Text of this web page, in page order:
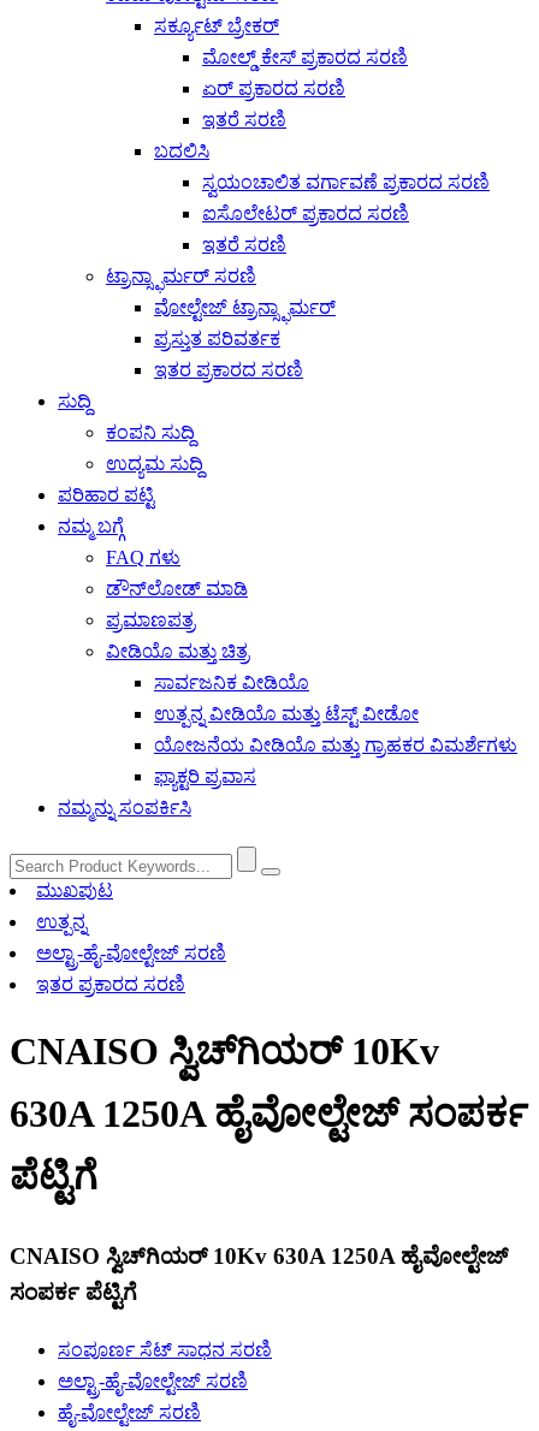
ಸರ್ಕ್ಯೂಟ್ ಬ್ರೇಕರ್
ಮೋಲ್ಡ್ ಕೇಸ್ ಪ್ರಕಾರದ ಸರಣಿ
ಏರ್ ಪ್ರಕಾರದ ಸರಣಿ
ಇತರೆ ಸರಣಿ
ಬದಲಿಸಿ
ಸ್ವಯಂಚಾಲಿತ ವರ್ಗಾವಣೆ ಪ್ರಕಾರದ ಸರಣಿ
ಐಸೊಲೇಟರ್ ಪ್ರಕಾರದ ಸರಣಿ
ಇತರೆ ಸರಣಿ
ಟ್ರಾನ್ಸ್ಫಾರ್ಮರ್ ಸರಣಿ
ವೋಲ್ಟೇಜ್ ಟ್ರಾನ್ಸ್ಫಾರ್ಮರ್
ಪ್ರಸ್ತುತ ಪರಿವರ್ತಕ
ಇತರ ಪ್ರಕಾರದ ಸರಣಿ
ಸುದ್ದಿ
ಕಂಪನಿ ಸುದ್ದಿ
ಉದ್ಯಮ ಸುದ್ದಿ
ಪರಿಹಾರ ಪಟ್ಟಿ
ನಮ್ಮ ಬಗ್ಗೆ
FAQ ಗಳು
ಡೌನ್‌ಲೋಡ್ ಮಾಡಿ
ಪ್ರಮಾಣಪತ್ರ
ವೀಡಿಯೊ ಮತ್ತು ಚಿತ್ರ
ಸಾರ್ವಜನಿಕ ವೀಡಿಯೊ
ಉತ್ಪನ್ನ ವೀಡಿಯೊ ಮತ್ತು ಟೆಸ್ಟ್ ವೀಡೋ
ಯೋಜನೆಯ ವೀಡಿಯೊ ಮತ್ತು ಗ್ರಾಹಕರ ವಿಮರ್ಶೆಗಳು
ಫ್ಯಾಕ್ಟರಿ ಪ್ರವಾಸ
ನಮ್ಮನ್ನು ಸಂಪರ್ಕಿಸಿ
ಮುಖಪುಟ
ಉತ್ಪನ್ನ
ಅಲ್ಟ್ರಾ-ಹೈ-ವೋಲ್ಟೇಜ್ ಸರಣಿ
ಇತರ ಪ್ರಕಾರದ ಸರಣಿ
CNAISO ಸ್ವಿಚ್‌ಗಿಯರ್ 10Kv
630A 1250A ಹೈವೋಲ್ಟೇಜ್ ಸಂಪರ್ಕ
ಪೆಟ್ಟಿಗೆ
CNAISO ಸ್ವಿಚ್‌ಗಿಯರ್ 10Kv 630A 1250A ಹೈವೋಲ್ಟೇಜ್
ಸಂಪರ್ಕ ಪೆಟ್ಟಿಗೆ
ಸಂಪೂರ್ಣ ಸೆಟ್ ಸಾಧನ ಸರಣಿ
ಅಲ್ಟ್ರಾ-ಹೈ-ವೋಲ್ಟೇಜ್ ಸರಣಿ
ಹೈ-ವೋಲ್ಟೇಜ್ ಸರಣಿ